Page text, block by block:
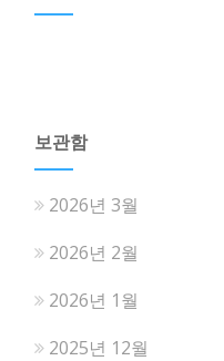
보관함
2026년 3월
2026년 2월
2026년 1월
2025년 12월